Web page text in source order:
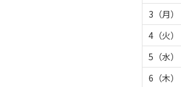
3（月）
4（火）
5（水）
6（木）